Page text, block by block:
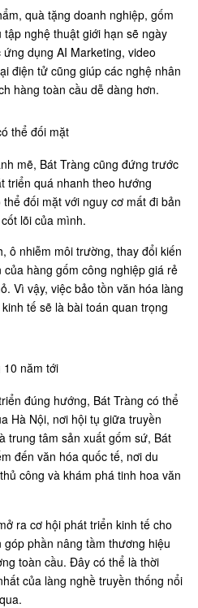
quà tặng doanh nghiệp, gốm
nghệ thuật giới hạn sẽ ngày
dụng AI Marketing, video
điện tử cũng giúp các nghệ nhân
hàng toàn cầu dễ dàng hơn.
thể đối mặt
mẽ, Bát Tràng cũng đứng trước
triển quá nhanh theo hướng
đối mặt với nguy cơ mất đi bản
lõi của mình.
ô nhiễm môi trường, thay đổi kiến
hàng gốm công nghiệp giá rẻ
Vì vậy, việc bảo tồn văn hóa làng
tế sẽ là bài toán quan trọng
10 năm tới
đúng hướng, Bát Tràng có thể
Hà Nội, nơi hội tụ giữa truyền
trung tâm sản xuất gốm sứ, Bát
đến văn hóa quốc tế, nơi du
công và khám phá tinh hoa văn
ra cơ hội phát triển kinh tế cho
phần nâng tầm thương hiệu
toàn cầu. Đây có thể là thời
của làng nghề truyền thống nổi